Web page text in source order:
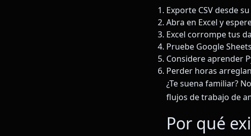
Exporte CSV desde
Abra en Excel y
Excel corrompe tus
Pruebe Google
Considere aprender
Perder horas
¿Te suena familiar?
flujos de trabajo de
Por qué